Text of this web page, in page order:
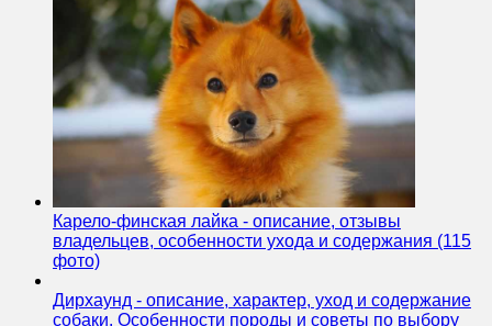
Карело-финская лайка - описание, отзывы
владельцев, особенности ухода и содержания (115
фото)
Дирхаунд - описание, характер, уход и содержание
собаки. Особенности породы и советы по выбору